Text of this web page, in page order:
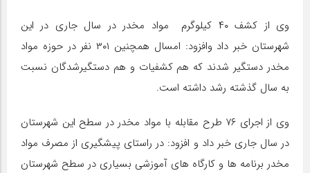
وی از کشف ۴۰ کیلوگرم مواد مخدر در سال جاری در این
شهرستان خبر داد وافزود: امسال همچنین ۳۰۱ نفر در حوزه مواد
مخدر دستگیر شدند که هم کشفیات و هم دستگیرشدگان نسبت
به سال گذشته رشد داشته است.
وی از اجرای ۷۶ طرح مقابله با مواد مخدر در سطح این شهرستان
در سال جاری خبر داد و افزود: در راستای پیشگیری از مصرف مواد
مخدر برنامه ها و کارگاه های آموزشی بسیاری در سطح شهرستان